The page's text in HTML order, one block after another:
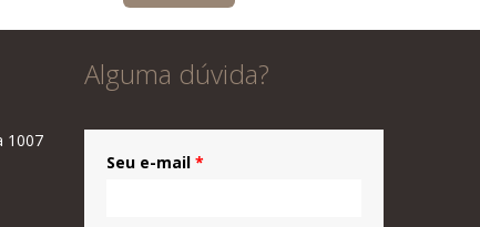
1007
Alguma dúvida?
Seu e-mail *